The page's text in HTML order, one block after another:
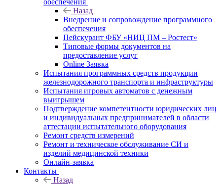
обеспечения
Назад
Внедрение и сопровождение программного
обеспечения
Пейскурант ФБУ «НИЦ ПМ – Ростест»
Типовые формы документов на
предоставление услуг
Online Заявка
Испытания программных средств продукции
железнодорожного транспорта и инфраструктуры
Испытания игровых автоматов с денежным
выигрышем
Подтверждение компетентности юридических лиц
и индивидуальных предпринимателей в области
аттестации испытательного оборудования
Ремонт средств измерений
Ремонт и техническое обслуживание СИ и
изделий медицинской техники
Онлайн-заявка
Контакты
Назад